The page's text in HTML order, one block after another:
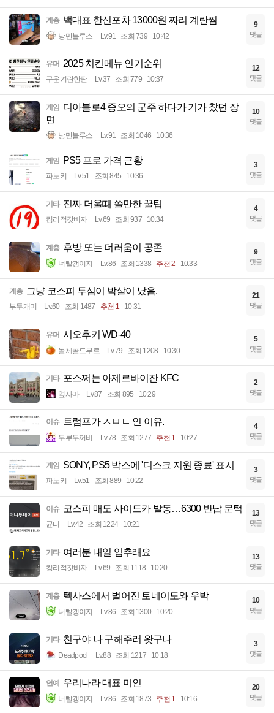
계층 백대표 한신포차 13000원 짜리 계란찜
낭만블루스 Lv.91 조회 739 10:42
9
댓글
유머 2025 치킨메뉴 인기순위
구운겨란한판 Lv.37 조회 779 10:37
12
댓글
게임 디아블로4 증오의 군주 하다가 기가 찼던 장
면
낭만블루스 Lv.91 조회 1046 10:36
10
댓글
게임 PS5 프로 가격 근황
파노키 Lv.51 조회 845 10:36
3
댓글
기타 진짜 더울때 쓸만한 꿀팁
킹리적갓비자 Lv.69 조회 937 10:34
4
댓글
계층 후방 또는 더러움이 공존
너빨갱이지 Lv.86 조회 1338 추천 2 10:33
9
댓글
계층 그냥 코스피 투심이 박살이 났음.
부두개미 Lv.60 조회 1487 추천 1 10:31
21
댓글
유머 시오후키 WD-40
돌체콜드부르 Lv.79 조회 1208 10:30
5
댓글
기타 포스쩌는 아제르바이잔 KFC
옆사마 Lv.87 조회 895 10:29
2
댓글
이슈 트럼프가 ㅅㅂㄴ 인 이유.
두부두꺼비 Lv.78 조회 1277 추천 1 10:27
4
댓글
게임 SONY, PS5 박스에 '디스크 지원 종료' 표시
파노키 Lv.51 조회 889 10:22
3
댓글
이슈 코스피 매도 사이드카 발동…6300 반납 문턱
균터 Lv.42 조회 1224 10:21
13
댓글
기타 여러분 내일 입추래요
킹리적갓비자 Lv.69 조회 1118 10:20
13
댓글
계층 텍사스에서 벌어진 토네이도와 우박
너빨갱이지 Lv.86 조회 1300 10:20
10
댓글
기타 친구야 나 구해주러 왓구나
Deadpool Lv.88 조회 1217 10:18
3
댓글
연예 우리나라 대표 미인
너빨갱이지 Lv.86 조회 1873 추천 1 10:16
20
댓글